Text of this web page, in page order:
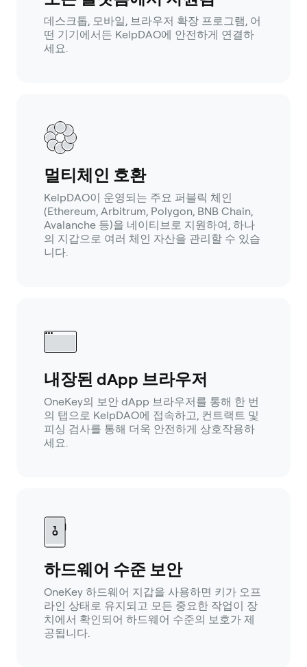
데스크톱, 모바일, 브라우저 확장 프로그램, 어
떤 기기에서든 KelpDAO에 안전하게 연결하
세요.
멀티체인 호환
KelpDAO이 운영되는 주요 퍼블릭 체인
(Ethereum, Arbitrum, Polygon, BNB Chain,
Avalanche 등)을 네이티브로 지원하여, 하나
의 지갑으로 여러 체인 자산을 관리할 수 있습
니다.
내장된 dApp 브라우저
OneKey의 보안 dApp 브라우저를 통해 한 번
의 탭으로 KelpDAO에 접속하고, 컨트랙트 및
피싱 검사를 통해 더욱 안전하게 상호작용하
세요.
하드웨어 수준 보안
OneKey 하드웨어 지갑을 사용하면 키가 오프
라인 상태로 유지되고 모든 중요한 작업이 장
치에서 확인되어 하드웨어 수준의 보호가 제
공됩니다.